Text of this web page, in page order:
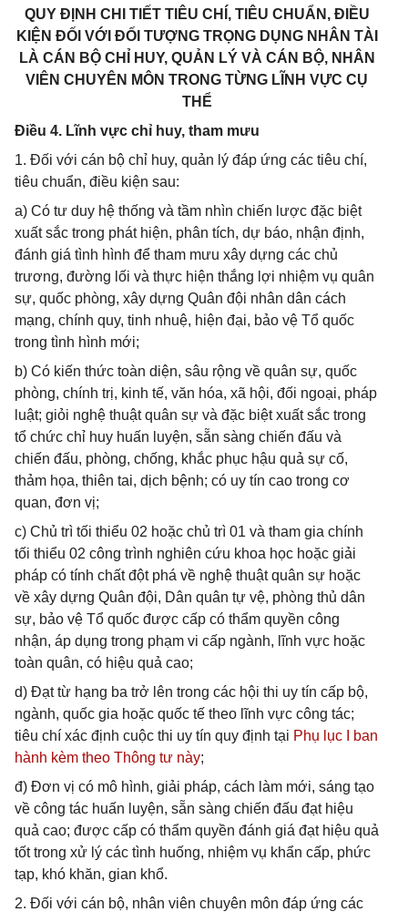
QUY ĐỊNH CHI TIẾT TIÊU CHÍ, TIÊU CHUẨN, ĐIỀU
KIỆN ĐỐI VỚI ĐỐI TƯỢNG TRỌNG DỤNG NHÂN TÀI
LÀ CÁN BỘ CHỈ HUY, QUẢN LÝ VÀ CÁN BỘ, NHÂN
VIÊN CHUYÊN MÔN TRONG TỪNG LĨNH VỰC CỤ
THỂ
Điều 4. Lĩnh vực chỉ huy, tham mưu
1. Đối với cán bộ chỉ huy, quản lý đáp ứng các tiêu chí,
tiêu chuẩn, điều kiện sau:
a) Có tư duy hệ thống và tầm nhìn chiến lược đặc biệt
xuất sắc trong phát hiện, phân tích, dự báo, nhận định,
đánh giá tình hình để tham mưu xây dựng các chủ
trương, đường lối và thực hiện thắng lợi nhiệm vụ quân
sự, quốc phòng, xây dựng Quân đội nhân dân cách
mạng, chính quy, tinh nhuệ, hiện đại, bảo vệ Tổ quốc
trong tình hình mới;
b) Có kiến thức toàn diện, sâu rộng về quân sự, quốc
phòng, chính trị, kinh tế, văn hóa, xã hội, đối ngoại, pháp
luật; giỏi nghệ thuật quân sự và đặc biệt xuất sắc trong
tổ chức chỉ huy huấn luyện, sẵn sàng chiến đấu và
chiến đấu, phòng, chống, khắc phục hậu quả sự cố,
thảm họa, thiên tai, dịch bệnh; có uy tín cao trong cơ
quan, đơn vị;
c) Chủ trì tối thiểu 02 hoặc chủ trì 01 và tham gia chính
tối thiểu 02 công trình nghiên cứu khoa học hoặc giải
pháp có tính chất đột phá về nghệ thuật quân sự hoặc
về xây dựng Quân đội, Dân quân tự vệ, phòng thủ dân
sự, bảo vệ Tổ quốc được cấp có thẩm quyền công
nhận, áp dụng trong phạm vi cấp ngành, lĩnh vực hoặc
toàn quân, có hiệu quả cao;
d) Đạt từ hạng ba trở lên trong các hội thi uy tín cấp bộ,
ngành, quốc gia hoặc quốc tế theo lĩnh vực công tác;
tiêu chí xác định cuộc thi uy tín quy định tại Phụ lục I ban
hành kèm theo Thông tư này;
đ) Đơn vị có mô hình, giải pháp, cách làm mới, sáng tạo
về công tác huấn luyện, sẵn sàng chiến đấu đạt hiệu
quả cao; được cấp có thẩm quyền đánh giá đạt hiệu quả
tốt trong xử lý các tình huống, nhiệm vụ khẩn cấp, phức
tạp, khó khăn, gian khổ.
2. Đối với cán bộ, nhân viên chuyên môn đáp ứng các